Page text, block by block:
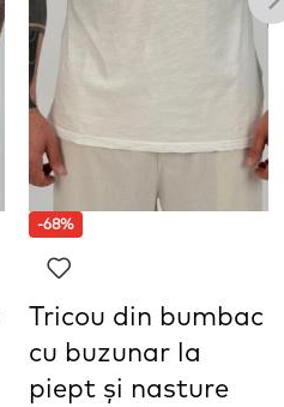
-68%
Tricou din bumbac
cu buzunar la
piept și nasture